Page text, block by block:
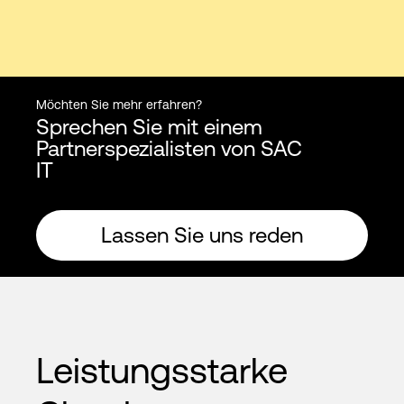
Möchten Sie mehr erfahren?
Sprechen Sie mit einem
Partnerspezialisten von SAC
IT
Lassen Sie uns reden
Leistungsstarke